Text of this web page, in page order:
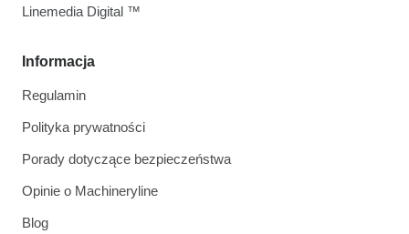
Informacja
Regulamin
Polityka prywatności
Porady dotyczące bezpieczeństwa
Opinie o Machineryline
Blog
Linemedia Digital ™